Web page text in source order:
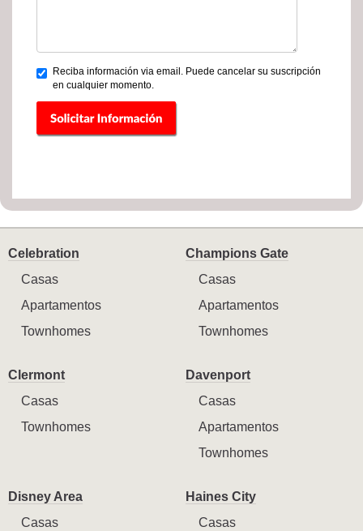
Reciba información via email. Puede cancelar su suscripción
en cualquier momento.
Celebration
Casas
Apartamentos
Townhomes
Champions Gate
Casas
Apartamentos
Townhomes
Clermont
Casas
Townhomes
Davenport
Casas
Apartamentos
Townhomes
Disney Area
Casas
Haines City
Casas